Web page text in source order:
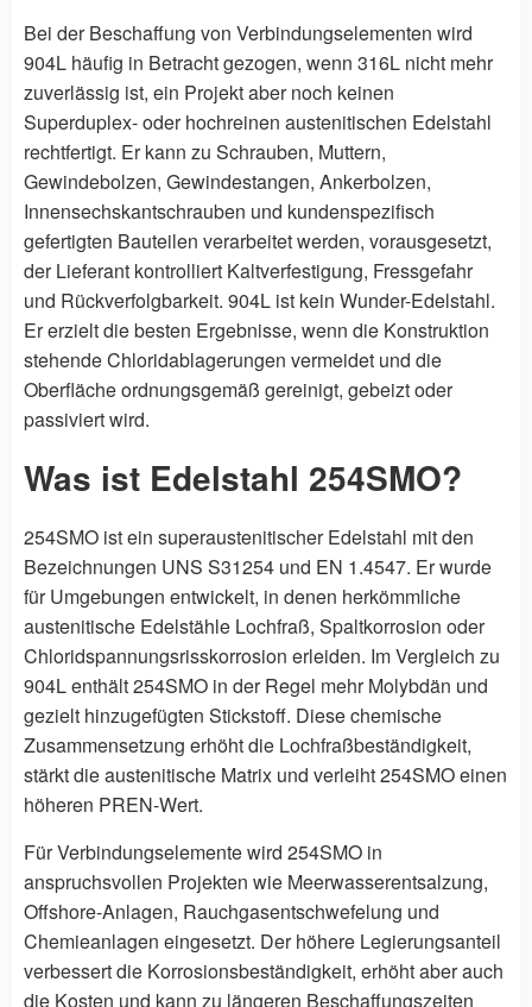
Bei der Beschaffung von Verbindungselementen wird
904L häufig in Betracht gezogen, wenn 316L nicht mehr
zuverlässig ist, ein Projekt aber noch keinen
Superduplex- oder hochreinen austenitischen Edelstahl
rechtfertigt. Er kann zu Schrauben, Muttern,
Gewindebolzen, Gewindestangen, Ankerbolzen,
Innensechskantschrauben und kundenspezifisch
gefertigten Bauteilen verarbeitet werden, vorausgesetzt,
der Lieferant kontrolliert Kaltverfestigung, Fressgefahr
und Rückverfolgbarkeit. 904L ist kein Wunder-Edelstahl.
Er erzielt die besten Ergebnisse, wenn die Konstruktion
stehende Chloridablagerungen vermeidet und die
Oberfläche ordnungsgemäß gereinigt, gebeizt oder
passiviert wird.
Was ist Edelstahl 254SMO?
254SMO ist ein superaustenitischer Edelstahl mit den
Bezeichnungen UNS S31254 und EN 1.4547. Er wurde
für Umgebungen entwickelt, in denen herkömmliche
austenitische Edelstähle Lochfraß, Spaltkorrosion oder
Chloridspannungsrisskorrosion erleiden. Im Vergleich zu
904L enthält 254SMO in der Regel mehr Molybdän und
gezielt hinzugefügten Stickstoff. Diese chemische
Zusammensetzung erhöht die Lochfraßbeständigkeit,
stärkt die austenitische Matrix und verleiht 254SMO einen
höheren PREN-Wert.
Für Verbindungselemente wird 254SMO in
anspruchsvollen Projekten wie Meerwasserentsalzung,
Offshore-Anlagen, Rauchgasentschwefelung und
Chemieanlagen eingesetzt. Der höhere Legierungsanteil
verbessert die Korrosionsbeständigkeit, erhöht aber auch
die Kosten und kann zu längeren Beschaffungszeiten